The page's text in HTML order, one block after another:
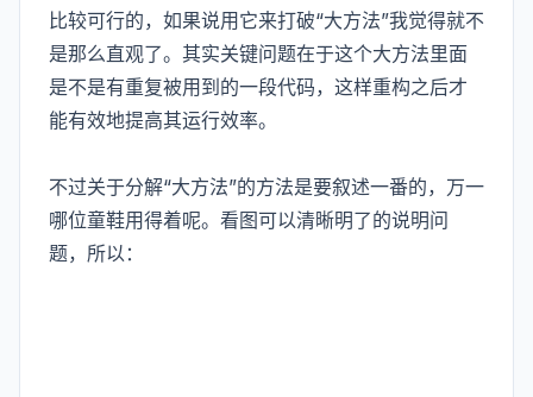
比较可行的，如果说用它来打破“大方法”我觉得就不
是那么直观了。其实关键问题在于这个大方法里面
是不是有重复被用到的一段代码，这样重构之后才
能有效地提高其运行效率。
不过关于分解“大方法”的方法是要叙述一番的，万一
哪位童鞋用得着呢。看图可以清晰明了的说明问
题，所以：